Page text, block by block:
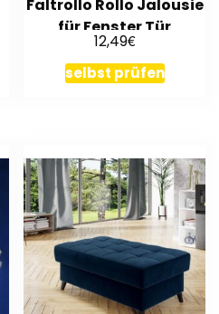
Faltrollo Rollo Jalousie
für Fenster Tür
12,49€
selbst prüfen